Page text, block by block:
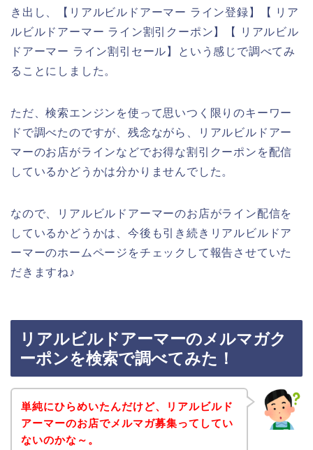
き出し、【リアルビルドアーマー ライン登録】【 リア
ルビルドアーマー ライン割引クーポン】【 リアルビル
ドアーマー ライン割引セール】という感じで調べてみ
ることにしました。
ただ、検索エンジンを使って思いつく限りのキーワー
ドで調べたのですが、残念ながら、リアルビルドアー
マーのお店がラインなどでお得な割引クーポンを配信
しているかどうかは分かりませんでした。
なので、リアルビルドアーマーのお店がライン配信を
しているかどうかは、今後も引き続きリアルビルドア
ーマーのホームページをチェックして報告させていた
だきますね♪
リアルビルドアーマーのメルマガク
ーポンを検索で調べてみた！
単純にひらめいたんだけど、リアルビルド
アーマーのお店でメルマガ募集ってしてい
ないのかな～。